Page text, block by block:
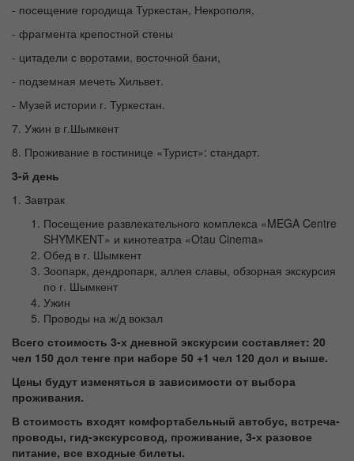
- посещение городища Туркестан, Некрополя,
- фрагмента крепостной стены
- цитадели с воротами, восточной бани,
- подземная мечеть Хильвет.
- Музей истории г. Туркестан.
7. Ужин в г.Шымкент
8. Проживание в гостинице «Турист»: стандарт.
3-й день
1. Завтрак
Посещение развлекательного комплекса «MEGA Centre
SHYMKENT» и кинотеатра «Otau Cinema»
Обед в г. Шымкент
Зоопарк, дендропарк, аллея славы, обзорная экскурсия
по г. Шымкент
Ужин
Проводы на ж/д вокзал
Всего стоимость 3-х дневной экскурсии составляет: 20
чел 150 дол тенге при наборе 50 +1 чел 120 дол и выше.
Цены будут изменяться в зависимости от выбора
проживания.
В стоимость входят комфортабельный автобус, встреча-
проводы, гид-экскурсовод, проживание, 3-х разовое
питание, все входные билеты.